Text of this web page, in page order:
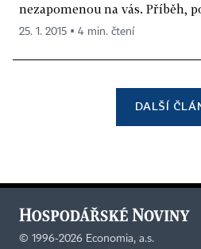
nezapomenou na vás. Příběh,
25. 1. 2015 ▪ 4 min. čtení
DALŠÍ
© 1996-2026 Economia, a.s.